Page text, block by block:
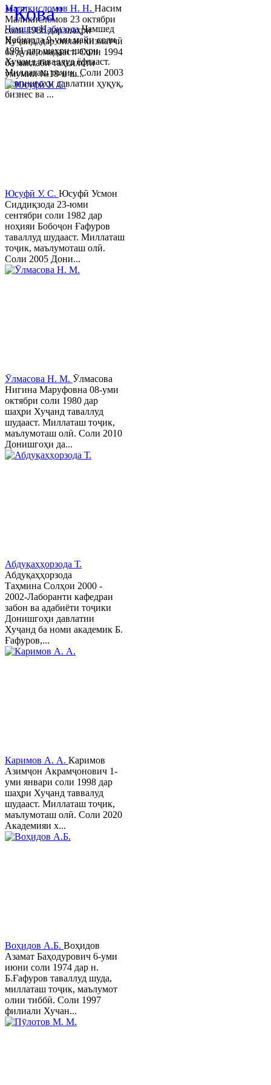
Ҷамшед НабизодаҶамшед
Набизода 9-уми майи соли
1981 дар шаҳри шаҳри
Хуҷанд таваллуд ёфтааст.
Миллаташ тоҷик. Соли 2003
Донишгоҳи давлатии ҳуқуқ,
бизнес ва ...
Маликисломов Н. Н. Насим
Маликисломов 23 октябри
соли 1986 дар шаҳри
Хуҷанд, дар оилаи хизматчӣ
ба дунё омадааст. Соли 1994
ба мактаби таҳсилоти
умумии №18-и ш...
Юсуфӣ У. C. Юсуфӣ Усмон
Сиддиқзода 23-юми
сентябри соли 1982 дар
ноҳияи Бобоҷон Ғафуров
таваллуд шудааст. Миллаташ
тоҷик, маълумоташ олӣ.
Соли 2005 Дони...
Ӯлмасова Н. М. Ӯлмасова
Нигина Маруфовна 08-уми
октябри соли 1980 дар
шаҳри Хуҷанд таваллуд
шудааст. Миллаташ тоҷик,
маълумоташ олӣ. Соли 2010
Донишгоҳи да...
Абдуқаҳҳорзода Т.
Абдуқаҳҳорзода
Таҳмина Солҳои 2000 -
2002-Лаборанти кафедраи
забон ва адабиёти тоҷики
Донишгоҳи давлатии
Хуҷанд ба номи академик Б.
Ғафуров,...
Каримов А. А. Каримов
Азимҷон Акрамҷонович 1-
уми январи соли 1998 дар
шаҳри Хуҷанд таввалуд
шудааст. Миллаташ тоҷик,
маълумоташ олӣ. Соли 2020
Академияи х...
Воҳидов А.Б. Воҳидов
Азамат Баҳодурович 6-уми
июни соли 1974 дар н.
Б.Ғафуров таваллуд шуда,
миллаташ тоҷик, маълумот
олии тиббӣ. Соли 1997
филиали Хучан...
"Кова"